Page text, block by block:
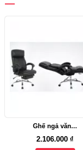
Ghế ngả văn...
2.106.000 ₫